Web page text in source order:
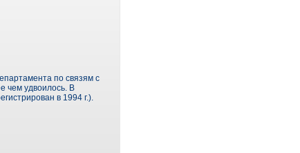
по связям с
чем удвоилось. В
в 1994 г.).